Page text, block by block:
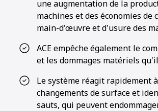
une augmentation de la
machines et des économies de
main-d'œuvre et d'usure des
ACE empêche également le
et les dommages matériels
Le système réagit rapidement
changements de surface et
sauts, qui peuvent